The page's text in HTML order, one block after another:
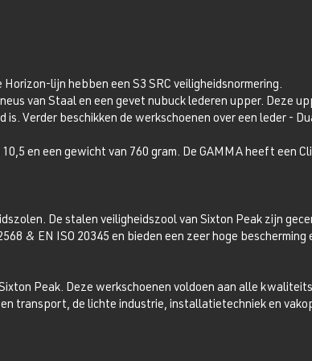
lijn hebben een S3 SRC veiligheidsnormering.
van Staal en een gevet nubuck lederen upper. Deze
Verder beschikken de werkschoenen over een leder -
en een gewicht van 760 gram. De GAMMA heeft een
De stalen veiligheidszool van Sixton Peak zijn
& EN ISO 20345 en bieden een zeer hoge
Peak. Deze werkschoenen voldoen aan alle
transport, de lichte industrie, installatietechniek en